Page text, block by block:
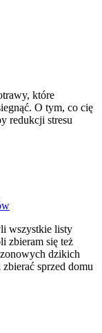
które
O tym, co cię
redukcji stresu
wszystkie listy
zbieram się też
dzikich
sprzed domu